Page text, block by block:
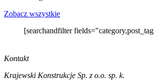
Zobacz wszystkie
[searchandfilter
Kontakt
Krajewski Konstrukcje Sp. z o.o. sp. k.